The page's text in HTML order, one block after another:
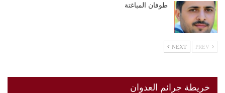
طوفان المباغتة
NEXT
خريطة جرائم العدوان